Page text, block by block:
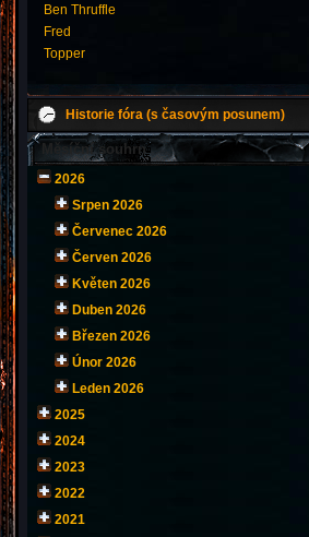
Ben Thruffle
Fred
Topper
Historie fóra (s časovým posunem)
Měsíční souhrn
2026
Srpen 2026
Červenec 2026
Červen 2026
Květen 2026
Duben 2026
Březen 2026
Únor 2026
Leden 2026
2025
2024
2023
2022
2021